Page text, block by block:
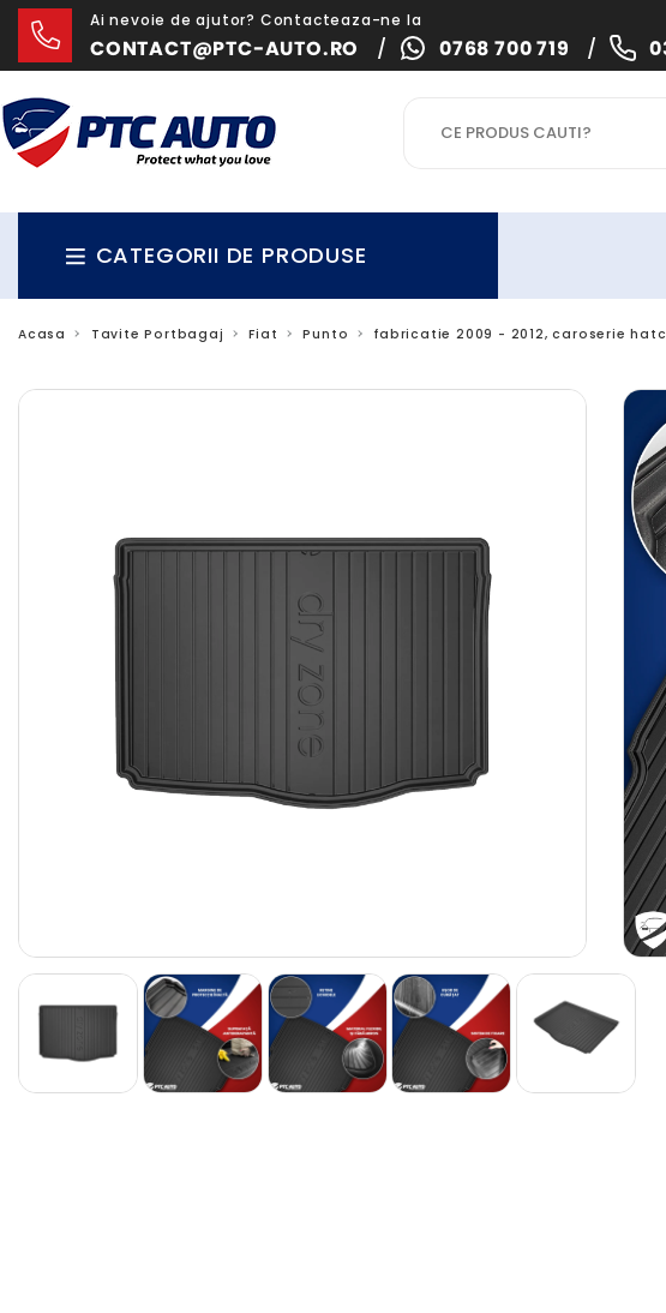
Ai nevoie de ajutor? Contacteaza-ne la
CONTACT@PTC-AUTO.RO / 0768 700 719 /
CATEGORII DE PRODUSE
Acasa Tavite Portbagaj Fiat Punto fabricatie 2009 - 2012, caroserie